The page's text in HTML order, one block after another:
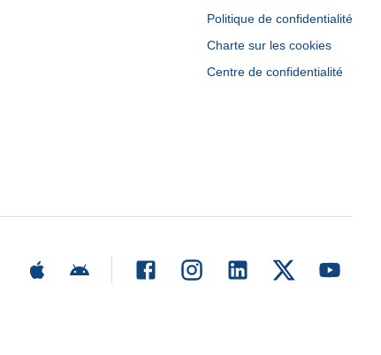
Politique de confidentialité
Charte sur les cookies
Centre de confidentialité